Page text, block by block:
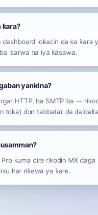
ƙara?
dashboard lokacin da ka
isarwa na iya kasawa.
yankina?
HTTP, ba SMTP ba —
toka) don tabbatar da
kuma cire rikodin MX
har riƙewa ya ƙare.